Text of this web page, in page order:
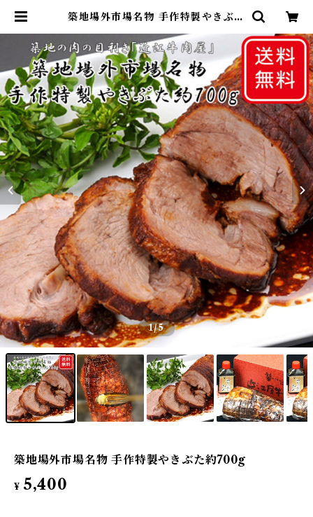
築地場外市場名物 手作特製やきぶた
1/5
築地場外市場名物 手作特製やきぶた約700g
¥ 5,400